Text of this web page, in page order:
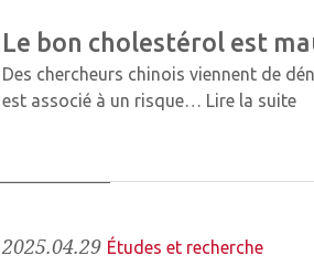
Le bon cholestérol est
Des chercheurs chinois viennent de
est associé à un risque… Lire la suite
2025.04.29 Études et recherche